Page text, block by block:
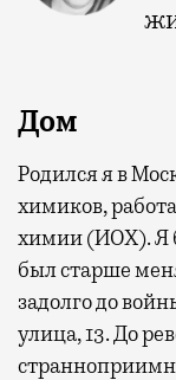
Дом
Родился я в
химиков,
химии (ИОХ). Я
был старше
задолго до
улица, 13. До